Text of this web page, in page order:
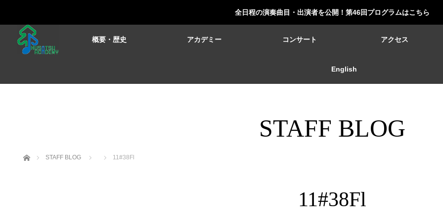
全日程の演奏曲目・出演者を公開！第46回プログラムはこちら
概要・歴史 アカデミー コンサート アクセス
English
STAFF BLOG
ホーム STAFF BLOG 11#38Fl
11#38Fl